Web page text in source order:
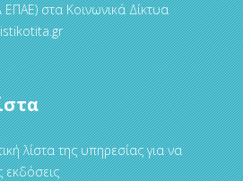
ΕΠΑΕ) στα Κοινωνικά Δίκτυα
λίστα της υπηρεσίας για να
εκδόσεις